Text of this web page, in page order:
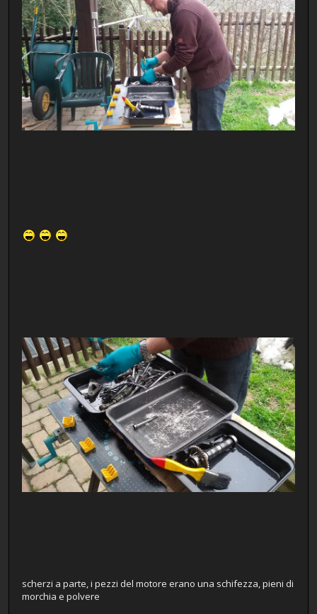
scherzi a parte, i pezzi del motore erano una schifezza, pieni di
morchia e polvere